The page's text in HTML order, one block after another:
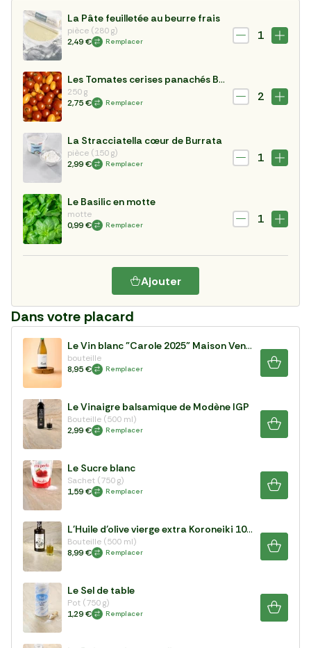
La Pâte feuilletée au beurre frais
pièce (280 g)
2,49 €
Remplacer 1
Les Tomates cerises panachés BIO
250 g
2,75 €
Remplacer 2
La Stracciatella cœur de Burrata
pièce (150 g)
2,99 €
Remplacer 1
Le Basilic en motte
motte
0,99 €
Remplacer 1
Ajouter
Dans votre placard
Le Vin blanc "Carole 2025" Maison Ventenac
bouteille
8,95 €
Remplacer
Le Vinaigre balsamique de Modène IGP
Bouteille (500 ml)
2,99 €
Remplacer
Le Sucre blanc
Sachet (750 g)
1,59 €
Remplacer
L'Huile d'olive vierge extra Koroneiki 100%
Bouteille (500 ml)
8,99 €
Remplacer
Le Sel de table
Pot (750 g)
1,29 €
Remplacer